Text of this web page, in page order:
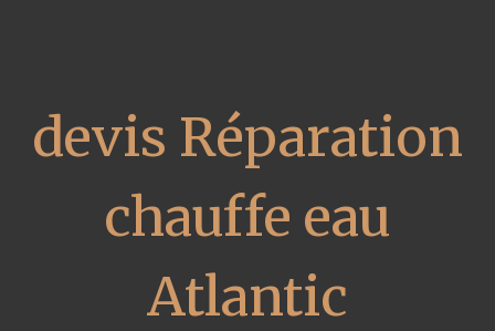
devis Réparation
chauffe eau
Atlantic